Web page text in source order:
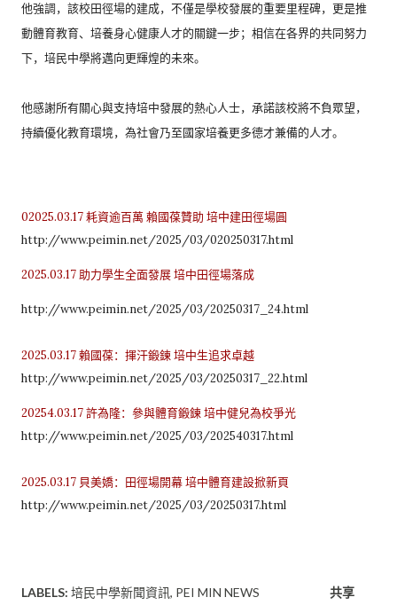
他強調，該校田徑場的建成，不僅是學校發展的重要里程碑， 更是推
動體育教育、培養身心健康人才的關鍵一步； 相信在各界的共同努力
下，培民中學將邁向更輝煌的未來。
他感謝所有關心與支持培中發展的熱心人士，承諾該校將不負眾望，
持續優化教育環境，為社會乃至國家培養更多德才兼備的人才。
02025.03.17 耗資逾百萬 賴國葆贊助 培中建田徑場圓
http://www.peimin.net/2025/03/020250317.html
2025.03.17 助力學生全面發展 培中田徑場落成
http://www.peimin.net/2025/03/20250317_24.html
2025.03.17 賴國葆：揮汗鍛鍊 培中生追求卓越
http://www.peimin.net/2025/03/20250317_22.html
20254.03.17 許為隆：參與體育鍛鍊 培中健兒為校爭光
http://www.peimin.net/2025/03/202540317.html
2025.03.17 貝美嬌：田徑場開幕 培中體育建設掀新頁
http://www.peimin.net/2025/03/20250317.html
LABELS: 培民中學新聞資訊 PEI MIN NEWS 共享